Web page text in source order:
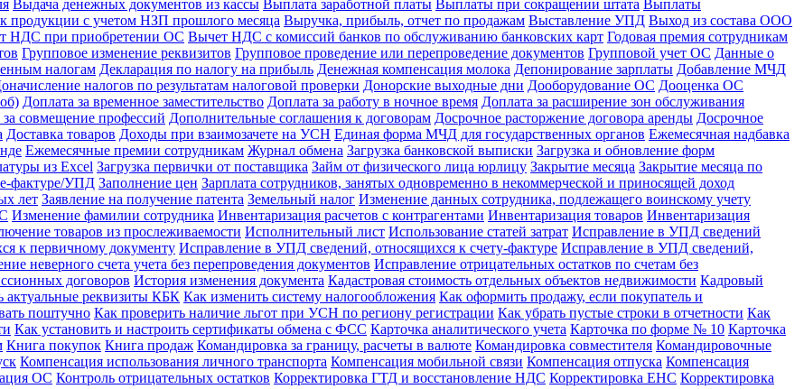
Выдача денежных документов из кассы Выплата заработной платы Выплаты при сокращении штата Выплаты
продукции с учетом НЗП прошлого месяца Выручка, прибыль, отчет по продажам Выставление УПД Выход из состава ООО
НДС при приобретении ОС Вычет НДС с комиссий банков по обслуживанию банковских карт Годовая премия сотрудникам
Групповое изменение реквизитов Групповое проведение или перепроведение документов Групповой учет ОС Данные о
налогам Декларация по налогу на прибыль Денежная компенсация молока Депонирование зарплаты Добавление МЧД
налогов по результатам налоговой проверки Донорские выходные дни Дооборудование ОС Дооценка ОС
Доплата за временное заместительство Доплата за работу в ночное время Доплата за расширение зон обслуживания
за совмещение профессий Дополнительные соглашения к договорам Досрочное расторжение договора аренды Досрочное
Доставка товаров Доходы при взаимозачете на УСН Единая форма МЧД для государственных органов Ежемесячная надбавка
Ежемесячные премии сотрудникам Журнал обмена Загрузка банковской выписки Загрузка и обновление форм
из Excel Загрузка первички от поставщика Займ от физического лица юрлицу Закрытие месяца Закрытие месяца по
фактуре/УПД Заполнение цен Зарплата сотрудников, занятых одновременно в некоммерческой и приносящей доход
лет Заявление на получение патента Земельный налог Изменение данных сотрудника, подлежащего воинскому учету
Изменение фамилии сотрудника Инвентаризация расчетов с контрагентами Инвентаризация товаров Инвентаризация
товаров из прослеживаемости Исполнительный лист Использование статей затрат Исправление в УПД сведений
к первичному документу Исправление в УПД сведений, относящихся к счету-фактуре Исправление в УПД сведений,
неверного счета учета без перепроведения документов Исправление отрицательных остатков по счетам без
договоров История изменения документа Кадастровая стоимость отдельных объектов недвижимости Кадровый
актуальные реквизиты КБК Как изменить систему налогообложения Как оформить продажу, если покупатель и
поштучно Как проверить наличие льгот при УСН по региону регистрации Как убрать пустые строки в отчетности Как
Как установить и настроить сертификаты обмена с ФСС Карточка аналитического учета Карточка по форме № 10 Карточка
Книга покупок Книга продаж Командировка за границу, расчеты в валюте Командировка совместителя Командировочные
Компенсация использования личного транспорта Компенсация мобильной связи Компенсация отпуска Компенсация
ОС Контроль отрицательных остатков Корректировка ГТД и восстановление НДС Корректировка ЕНС Корректировка